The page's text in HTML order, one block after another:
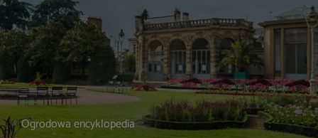
Ogrodowa encyklopedia